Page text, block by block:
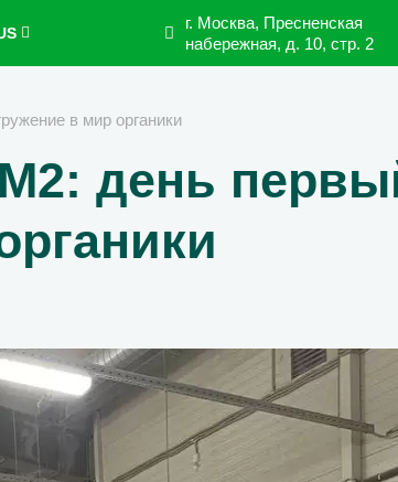
г. Москва, Пресненская
набережная, д. 10, стр. 2
в мир органики
день